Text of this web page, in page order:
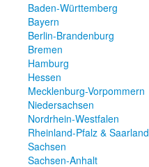
Baden-Württemberg
Bayern
Berlin-Brandenburg
Bremen
Hamburg
Hessen
Mecklenburg-Vorpommern
Niedersachsen
Nordrhein-Westfalen
Rheinland-Pfalz & Saarland
Sachsen
Sachsen-Anhalt